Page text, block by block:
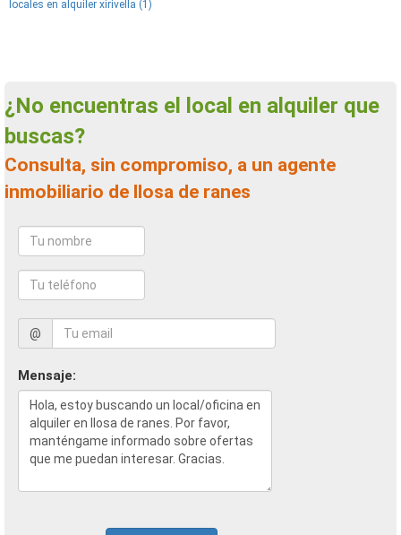
locales en alquiler xirivella (1)
¿No encuentras el local en alquiler que
buscas?
Consulta, sin compromiso, a un agente
inmobiliario de llosa de ranes
@
Mensaje: